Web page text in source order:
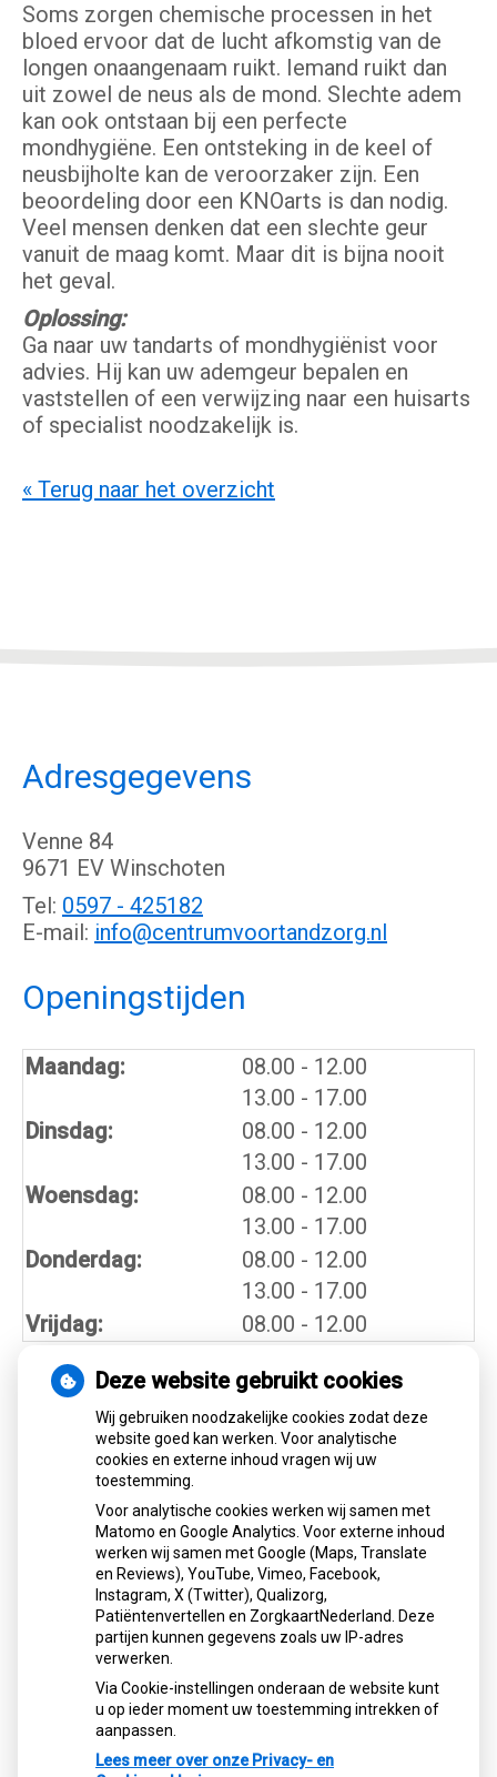
Soms zorgen chemische processen in het
bloed ervoor dat de lucht afkomstig van de
longen onaangenaam ruikt. Iemand ruikt dan
uit zowel de neus als de mond. Slechte adem
kan ook ontstaan bij een perfecte
mondhygiëne. Een ontsteking in de keel of
neusbijholte kan de veroorzaker zijn. Een
beoordeling door een KNOarts is dan nodig.
Veel mensen denken dat een slechte geur
vanuit de maag komt. Maar dit is bijna nooit
het geval.
Oplossing:
Ga naar uw tandarts of mondhygiënist voor
advies. Hij kan uw ademgeur bepalen en
vaststellen of een verwijzing naar een huisarts
of specialist noodzakelijk is.
« Terug naar het overzicht
Adresgegevens
Venne 84
9671 EV Winschoten
Tel: 0597 - 425182
E-mail: info@centrumvoortandzorg.nl
Openingstijden
Maandag: 08.00 tot
- 12.00
13.00 tot
- 17.00
Dinsdag:
08.00 tot
- 12.00
13.00 tot
- 17.00
Woensdag:
08.00 tot
- 12.00
13.00 tot
- 17.00
Donderdag:
08.00 tot
- 12.00
13.00 tot
- 17.00
Vrijdag:
08.00 - 12.00
Nieuws
Let op: valse Infomedics-mails over
openstaande rekening
Tanden bleken? Laat het veilig doen!
Gezond tandvlees: de basis voor een
gezonde mond
Naar de tandarts in het buitenland? Wees op
je hoede!
(Mond)zorgkosten gemaakt in 2025? Check
of die aftrekbaar zijn
Deze website gebruikt cookies
Wij gebruiken noodzakelijke cookies zodat deze
website goed kan werken. Voor analytische
cookies en externe inhoud vragen wij uw
toestemming.
Voor analytische cookies werken wij samen met
Matomo en Google Analytics. Voor externe inhoud
werken wij samen met Google (Maps, Translate
en Reviews), YouTube, Vimeo, Facebook,
Instagram, X (Twitter), Qualizorg,
Patiëntenvertellen en ZorgkaartNederland. Deze
partijen kunnen gegevens zoals uw IP-adres
verwerken.
Via Cookie-instellingen onderaan de website kunt
u op ieder moment uw toestemming intrekken of
aanpassen.
Lees meer over onze Privacy- en